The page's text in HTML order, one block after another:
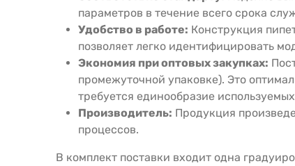
параметров в течение всего срока
Удобство в работе: Конструкция
позволяет легко идентифицировать
Экономия при оптовых закупках:
промежуточной упаковке). Это
требуется единообразие
Производитель: Продукция
процессов.
В комплект поставки входит одна